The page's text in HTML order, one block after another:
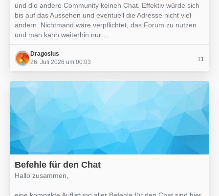
und die andere Community keinen Chat. Effektiv würde sich
bis auf das Aussehen und eventuell die Adresse nicht viel
ändern. Nichtmand wäre verpflichtet, das Forum zu nutzen
und man kann weiterhin nur…
Dragosius
26. Juli 2026 um 00:03
11
Befehle für den Chat
Hallo zusammen,